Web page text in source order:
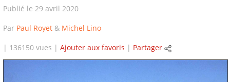
Publié le 29 avril 2020
Par Paul Royet & Michel Lino
| 136150 vues | Ajouter aux favoris | Partager